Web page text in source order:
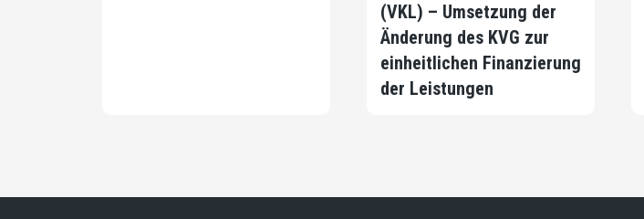
(VKL) – Umsetzung der
Änderung des KVG zur
einheitlichen Finanzierung
der Leistungen